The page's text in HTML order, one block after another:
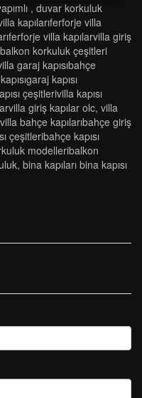
, duvar korkuluk
kapilariferforje vi̇lla
vi̇lla kapilarvi̇lla gi̇ri̇ş
korkuluk çeşi̇tleri̇
garaj kapisibahçe
kapisi
çeşi̇tleri̇vi̇lla kapisi
gi̇ri̇ş kapilar olc, vi̇lla
bahçe kapilaribahçe gi̇ri̇ş
çeşi̇tleri̇bahçe kapisi
modelleri̇balkon
, bi̇na kapilari bi̇na kapisi